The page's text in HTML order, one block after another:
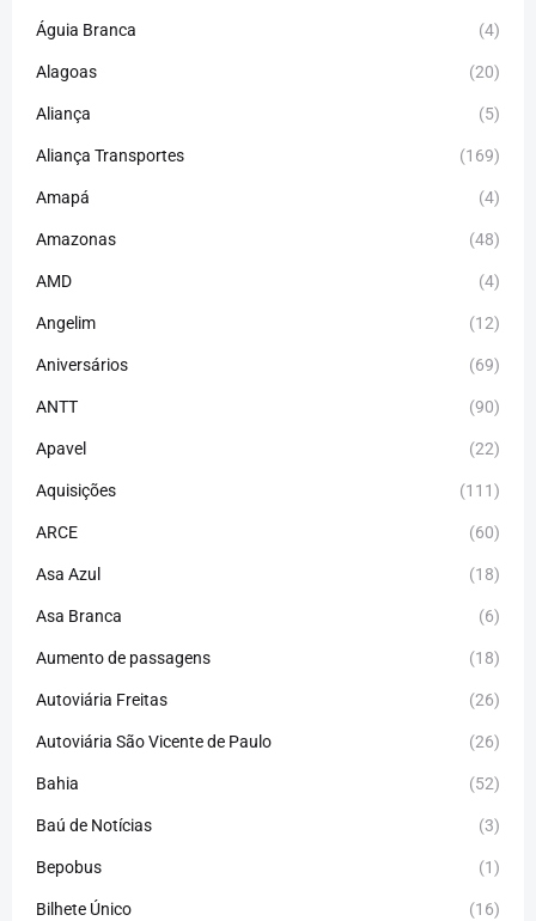
Águia Branca (4)
Alagoas (20)
Aliança (5)
Aliança Transportes (169)
Amapá (4)
Amazonas (48)
AMD (4)
Angelim (12)
Aniversários (69)
ANTT (90)
Apavel (22)
Aquisições (111)
ARCE (60)
Asa Azul (18)
Asa Branca (6)
Aumento de passagens (18)
Autoviária Freitas (26)
Autoviária São Vicente de Paulo (26)
Bahia (52)
Baú de Notícias (3)
Bepobus (1)
Bilhete Único (16)